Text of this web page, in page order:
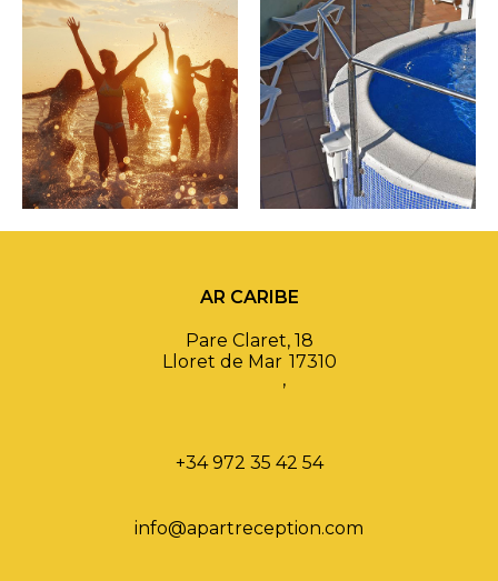
AR CARIBE
Pare Claret, 18
Lloret de Mar
,
17310
+34 972 35 42 54
info@apartreception.com